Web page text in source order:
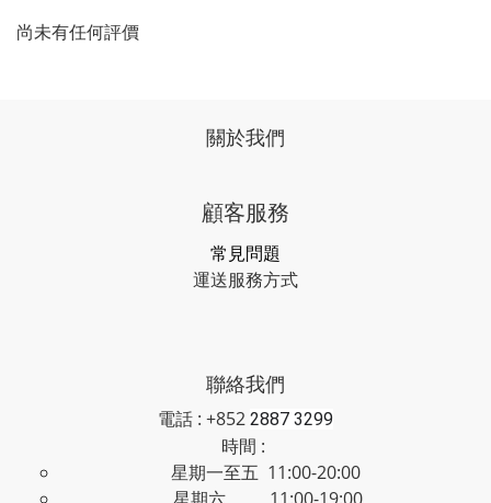
尚未有任何評價
關於我們
顧客服務
常見問題
運送服務方式
聯絡我們
電話 : +852 2887 3299
時間 :
星期一至五 11:00-20:00